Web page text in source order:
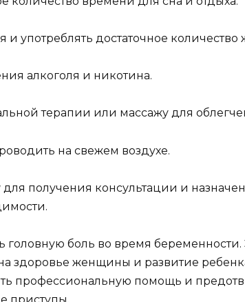
употреблять достаточное количество
алкоголя и никотина.
терапии или массажу для
на свежем воздухе.
получения консультации и
головную боль во время беременности.
здоровье женщины и развитие
профессиональную помощь и